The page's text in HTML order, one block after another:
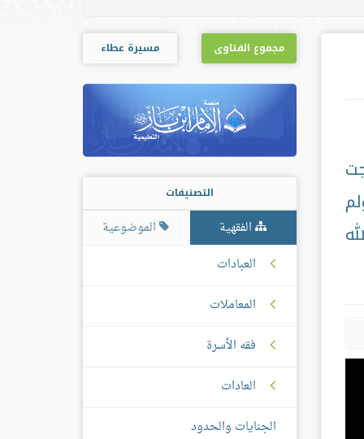
مجموع الفتاوى مسيرة عطاء
التصنيفات
الفقهية
الموضوعية
العبادات
المعاملات
فقه الأسرة
العادات
الجنايات والحدود